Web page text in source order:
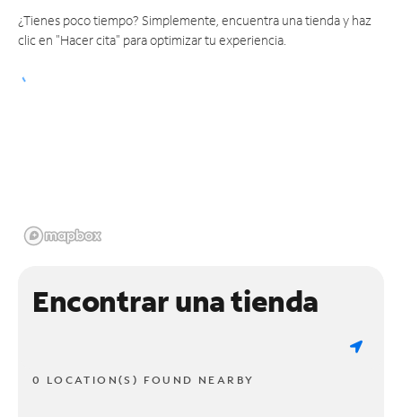
¿Tienes poco tiempo? Simplemente, encuentra una tienda y haz
clic en "Hacer cita" para optimizar tu experiencia.
Encontrar una tienda
0 LOCATION(S) FOUND NEARBY